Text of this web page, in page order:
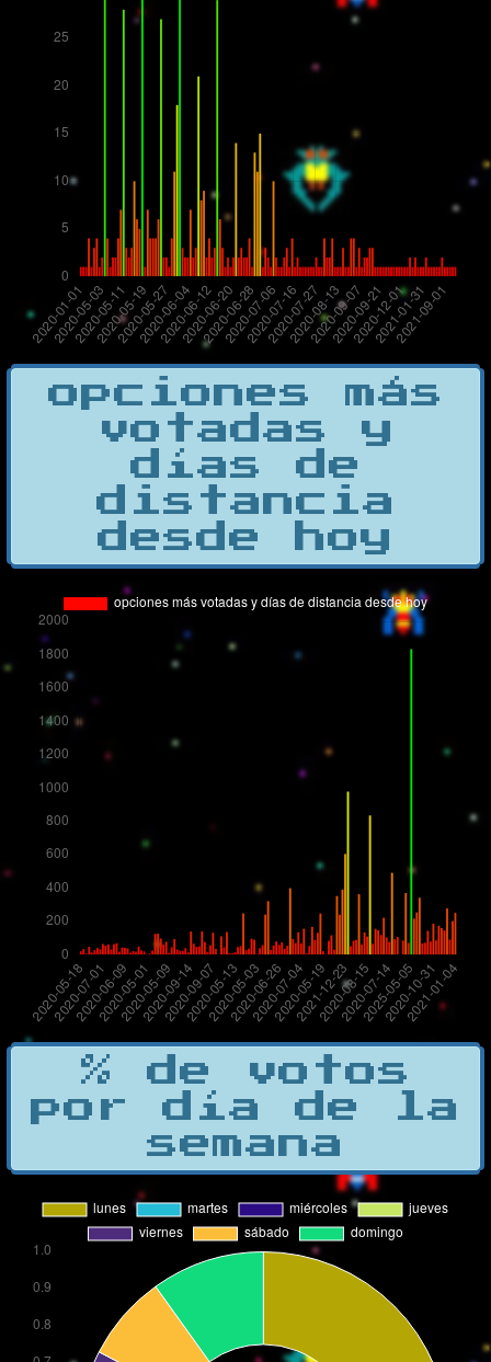
opciones más
votadas y
días de
distancia
desde hoy
% de votos
por día de la
semana